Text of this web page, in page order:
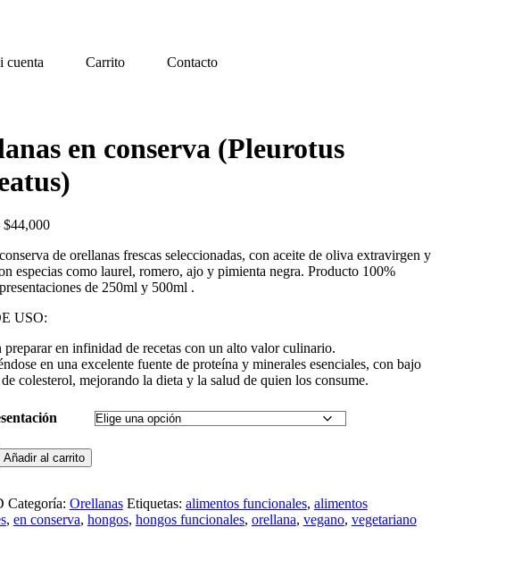
cuenta Carrito Contacto
en conserva (Pleurotus
$44,000Price
$25,000
through
$44,000
de orellanas frescas seleccionadas, con aceite de oliva extravirgen y
especias como laurel, romero, ajo y pimienta negra. Producto 100%
de 250ml y 500ml .
USO:
preparar en infinidad de recetas con un alto valor culinario.
en una excelente fuente de proteína y minerales esenciales, con bajo
colesterol, mejorando la dieta y la salud de quien los consume.
Añadir al carrito
Categoría: Orellanas Etiquetas: alimentos funcionales, alimentos
, en conserva, hongos, hongos funcionales, orellana, vegano, vegetariano